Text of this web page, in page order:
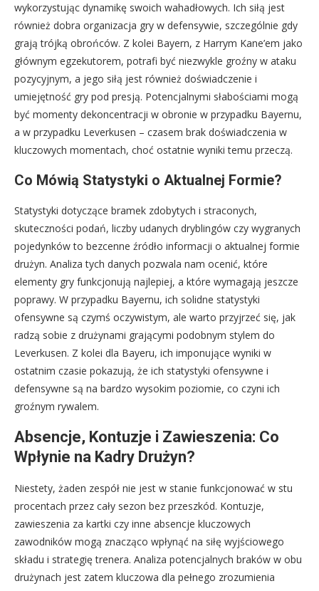
wykorzystując dynamikę swoich wahadłowych. Ich siłą jest
również dobra organizacja gry w defensywie, szczególnie gdy
grają trójką obrońców. Z kolei Bayern, z Harrym Kane’em jako
głównym egzekutorem, potrafi być niezwykle groźny w ataku
pozycyjnym, a jego siłą jest również doświadczenie i
umiejętność gry pod presją. Potencjalnymi słabościami mogą
być momenty dekoncentracji w obronie w przypadku Bayernu,
a w przypadku Leverkusen – czasem brak doświadczenia w
kluczowych momentach, choć ostatnie wyniki temu przeczą.
Co Mówią Statystyki o Aktualnej Formie?
Statystyki dotyczące bramek zdobytych i straconych,
skuteczności podań, liczby udanych dryblingów czy wygranych
pojedynków to bezcenne źródło informacji o aktualnej formie
drużyn. Analiza tych danych pozwala nam ocenić, które
elementy gry funkcjonują najlepiej, a które wymagają jeszcze
poprawy. W przypadku Bayernu, ich solidne statystyki
ofensywne są czymś oczywistym, ale warto przyjrzeć się, jak
radzą sobie z drużynami grającymi podobnym stylem do
Leverkusen. Z kolei dla Bayeru, ich imponujące wyniki w
ostatnim czasie pokazują, że ich statystyki ofensywne i
defensywne są na bardzo wysokim poziomie, co czyni ich
groźnym rywalem.
Absencje, Kontuzje i Zawieszenia: Co
Wpłynie na Kadry Drużyn?
Niestety, żaden zespół nie jest w stanie funkcjonować w stu
procentach przez cały sezon bez przeszkód. Kontuzje,
zawieszenia za kartki czy inne absencje kluczowych
zawodników mogą znacząco wpłynąć na siłę wyjściowego
składu i strategię trenera. Analiza potencjalnych braków w obu
drużynach jest zatem kluczowa dla pełnego zrozumienia